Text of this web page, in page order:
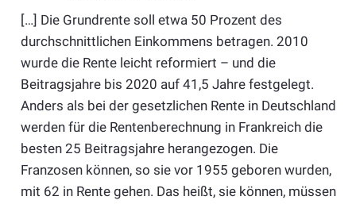
[…] Die Grundrente soll etwa 50 Prozent des
durchschnittlichen Einkommens betragen. 2010
wurde die Rente leicht reformiert – und die
Beitragsjahre bis 2020 auf 41,5 Jahre festgelegt.
Anders als bei der gesetzlichen Rente in Deutschland
werden für die Rentenberechnung in Frankreich die
besten 25 Beitragsjahre herangezogen. Die
Franzosen können, so sie vor 1955 geboren wurden,
mit 62 in Rente gehen. Das heißt, sie können, müssen